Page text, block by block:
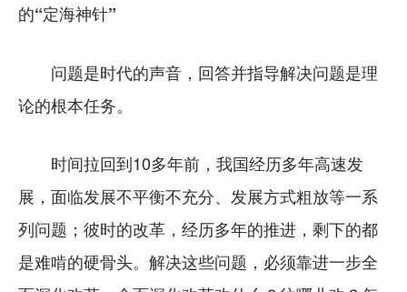
的“定海神针”
问题是时代的声音，回答并指导解决问题是理
论的根本任务。
时间拉回到10多年前，我国经历多年高速发
展，面临发展不平衡不充分、发展方式粗放等一系
列问题；彼时的改革，经历多年的推进，剩下的都
是难啃的硬骨头。解决这些问题，必须靠进一步全